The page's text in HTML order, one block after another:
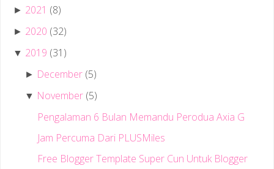
► 2021 (8)
► 2020 (32)
▼ 2019 (31)
► December (5)
▼ November (5)
Pengalaman 6 Bulan Memandu Perodua Axia G
Jam Percuma Dari PLUSMiles
Free Blogger Template Super Cun Untuk Blogger